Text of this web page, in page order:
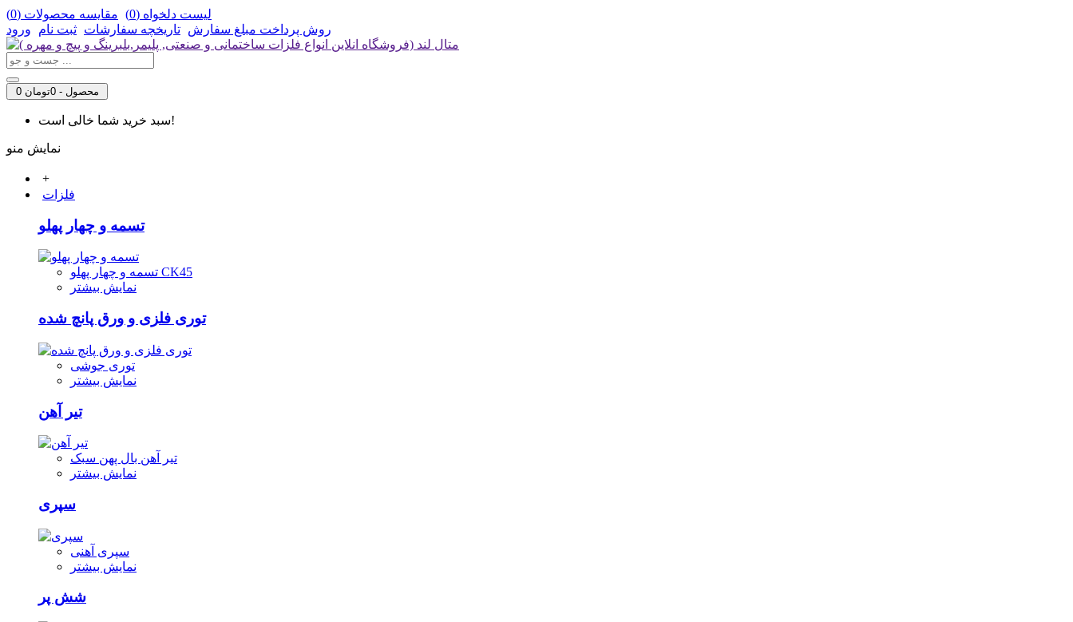
لیست دلخواه (0
) مقایسه محصولات (0
)
روش‌ پرداخت مبلغ سفارش تاریخچه سفارشات ثبت نام ورود
0 محصول - 0تومان
سبد خرید شما خالی است!
نمایش منو
+
فلزات
تسمه و چهار پهلو
تسمه و چهار پهلو CK45
نمایش بیشتر
توری فلزی و ورق پانچ شده
توری جوشی
نمایش بیشتر
تیر آهن
تیر آهن بال پهن سبک
نمایش بیشتر
سپری
سپری آهنی
نمایش بیشتر
شش پر